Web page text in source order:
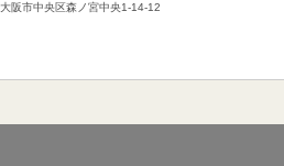
阪市中央区森ノ宮中央1-14-12